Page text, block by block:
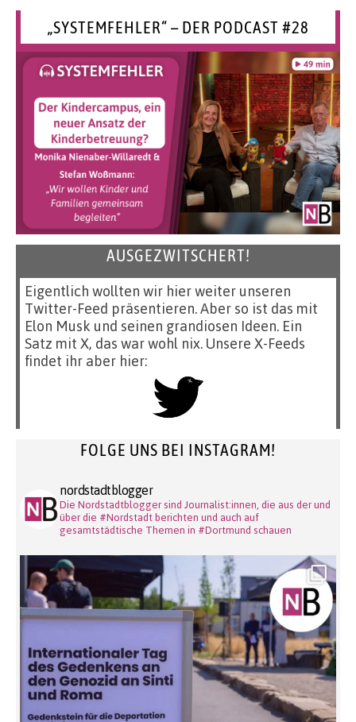
„SYSTEMFEHLER“ – DER PODCAST #28
AUSGEZWITSCHERT!
Eigentlich wollten wir hier weiter unseren
Twitter-Feed präsentieren. Aber so ist das mit
Elon Musk und seinen grandiosen Ideen. Ein
Satz mit X, das war wohl nix. Unsere X-Feeds
findet ihr aber hier:
FOLGE UNS BEI INSTAGRAM!
nordstadtblogger
Die Nordstadtblogger sind Journalist:innen, die aus der und
über die #Nordstadt berichten und auch auf
gesamtstädtische Themen in #Dortmund schauen